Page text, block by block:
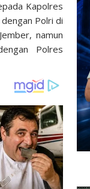
Kapolres
Polri di
namun
Polres